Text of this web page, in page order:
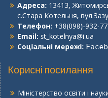
Адреса: 13413,
с.Стара Котельня,
Телефон: +38(098)-932-
Email: st_kotelnya@i.ua
Соціальні мережі:
Корисні посилання
Міністерство освіти і